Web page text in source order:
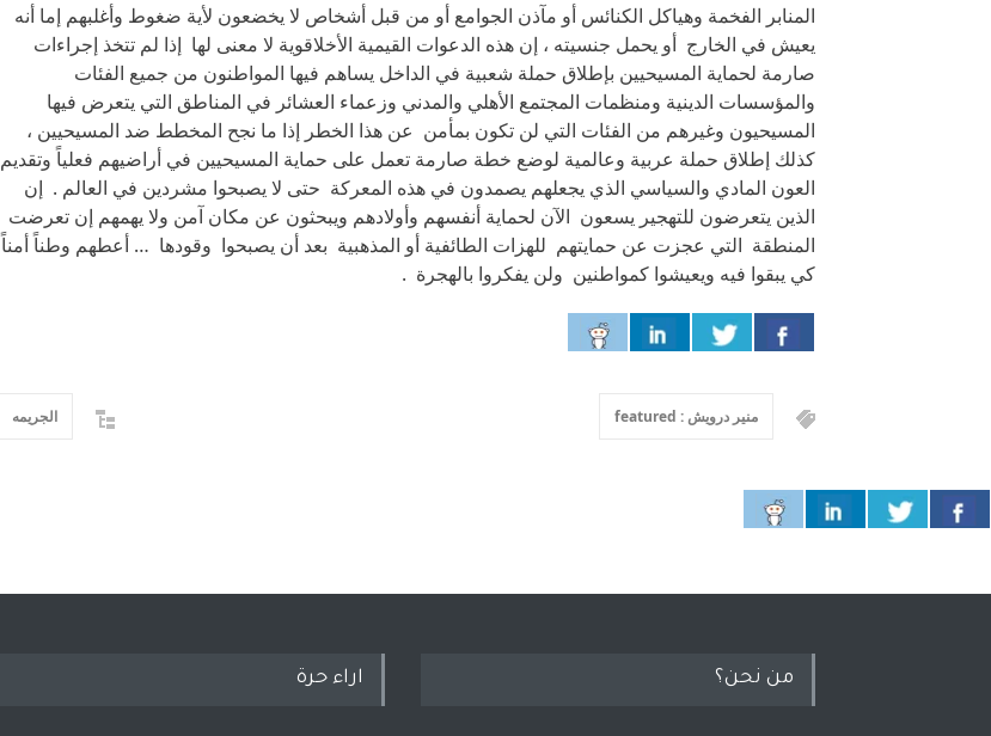
المنابر الفخمة وهياكل الكنائس أو مآذن الجوامع أو من قبل أشخاص لا يخضعون لأية ضغوط وأغلبهم إما أنه
يعيش في الخارج أو يحمل جنسيته ، إن هذه الدعوات القيمية الأخلاقوية لا معنى لها إذا لم تتخذ إجراءات
صارمة لحماية المسيحيين بإطلاق حملة شعبية في الداخل يساهم فيها المواطنون من جميع الفئات
والمؤسسات الدينية ومنظمات المجتمع الأهلي والمدني وزعماء العشائر في المناطق التي يتعرض فيها
المسيحيون وغيرهم من الفئات التي لن تكون بمأمن عن هذا الخطر إذا ما نجح المخطط ضد المسيحيين ،
كذلك إطلاق حملة عربية وعالمية لوضع خطة صارمة تعمل على حماية المسيحيين في أراضيهم فعلياً وتقديم
العون المادي والسياسي الذي يجعلهم يصمدون في هذه المعركة حتى لا يصبحوا مشردين في العالم . إن
الذين يتعرضون للتهجير يسعون الآن لحماية أنفسهم وأولادهم ويبحثون عن مكان آمن ولا يهمهم إن تعرضت
المنطقة التي عجزت عن حمايتهم للهزات الطائفية أو المذهبية بعد أن يصبحوا وقودها … أعطهم وطناً أمناً
كي يبقوا فيه ويعيشوا كمواطنين ولن يفكروا بالهجرة .
منير درويش : featured الجريمه
من نحن؟ اراء حرة